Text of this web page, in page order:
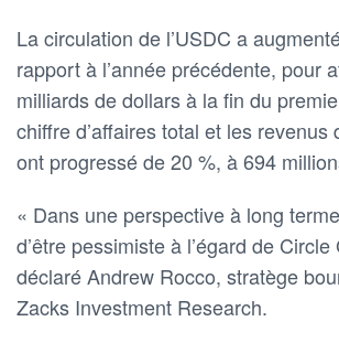
La circulation de l’USDC a
rapport à l’année précédente, pour
milliards de dollars à la fin du
chiffre d’affaires total et les revenus
ont progressé de 20 %, à 694
« Dans une perspective à long
d’être pessimiste à l’égard de
déclaré Andrew Rocco, stratège
Zacks Investment Research.